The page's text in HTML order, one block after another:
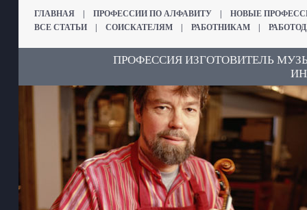
ГЛАВНАЯ ПРОФЕССИИ ПО АЛФАВИТУ
НОВЫЕ
ВСЕ СТАТЬИ
СОИСКАТЕЛЯМ РАБОТНИКАМ
ПРОФЕССИЯ ИЗГОТОВИТЕЛЬ